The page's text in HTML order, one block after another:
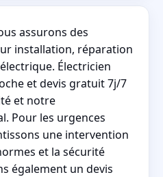
assurons des
installation, réparation
Électricien
et devis gratuit 7j/7
et notre
Pour les urgences
une intervention
et la sécurité
également un devis